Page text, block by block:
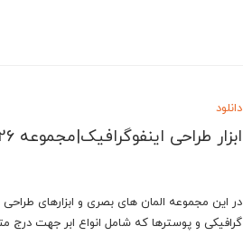
دانلود
ابزار طراحی اینفوگرافیک|مجموعه 26
در این مجموعه المان های بصری و ابزارهای
گرافیکی و پوسترها که شامل انواع ابر جهت درج